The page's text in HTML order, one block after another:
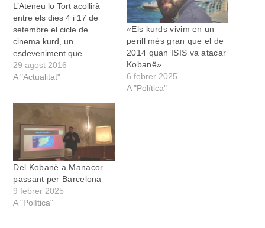
L’Ateneu lo Tort acollirà
entre els dies 4 i 17 de
setembre el cicle de
cinema kurd, un
esdeveniment que
comptarà a Manacor amb
el passi de sis pel·lícules i
Aquestes projeccions
formen part d’un cartell
més ampli organitzat per
diverses entitats de
Mallorca (dotze…
29 agost 2016
A "Actualitat"
«Els kurds vivim en un
perill més gran que el de
2014 quan ISIS va atacar
Kobanë»
6 febrer 2025
A "Política"
Del Kobanë a Manacor
passant per Barcelona
9 febrer 2025
A "Política"